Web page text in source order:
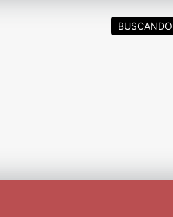
BUSCANDO